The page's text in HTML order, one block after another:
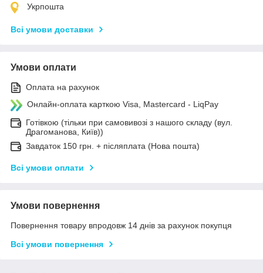
Укрпошта
Всі умови доставки
Умови оплати
Оплата на рахунок
Онлайн-оплата карткою Visa, Mastercard - LiqPay
Готівкою (тільки при самовивозі з нашого складу (вул.
Драгоманова, Київ))
Завдаток 150 грн. + післяплата (Нова пошта)
Всі умови оплати
Умови повернення
Повернення товару впродовж 14 днів за рахунок покупця
Всі умови повернення